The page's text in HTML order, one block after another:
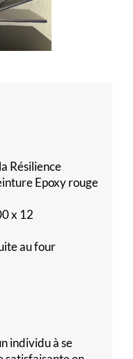
Résilience
Epoxy rouge
x 12
au four
individu à se